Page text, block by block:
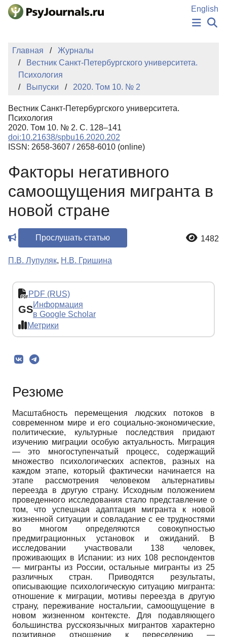
Перейти к основному содержанию
English
НОВОСТИ
ИЗДАНИЯ
АВТОРЫ
БАЗА ЗНАНИЙ
КЛЮЧЕВЫЕ СЛОВА
Регистрация
Главная
Журналы
Вестник Санкт-Петербургского университета.
Психология
Выпуски
2020. Том 10. № 2
Вестник Санкт-Петербургского университета.
Психология
2020. Том 10. № 2. С. 128–141
doi:10.21638/spbu16.2020.202
ISSN: 2658-3607 / 2658-6010 (online)
Факторы негативного
самоощущения мигранта в
новой стране
Прослушать статью 1482
П.В. Лупуляк, Н.В. Гришина
PDF (RUS)
GSИнформация
в Google Scholar
Метрики
Резюме
Масштабность перемещения людских потоков в
современном мире и его социально-экономические,
политические, культурные последствия придают
изучению миграции особую актуальность. Миграция
— это многоступенчатый процесс, содержащий
множество психологических аспектов, разных на
каждом этапе, который фактически начинается на
этапе рассмотрения человеком альтернативы
переезда в другую страну. Исходным положением
проведенного исследования стало представление о
том, что успешная адаптация мигранта к новой
жизненной ситуации и совладание с ее трудностями
во многом определяются совокупностью
предмиграционных установок и ожиданий. В
исследовании участвовали 138 человек,
проживающих в Испании: из них 108 респондентов
— мигранты из России, остальные мигранты из 25
различных стран. Приводятся результаты,
описывающие психологическую ситуацию мигранта:
отношение к миграции, мотивы переезда в другую
страну, переживание ностальгии, самоощущение в
новом жизненном контексте. Для подавляющего
большинства русскоязычных мигрантов характерно
позитивное отношение к переселению —